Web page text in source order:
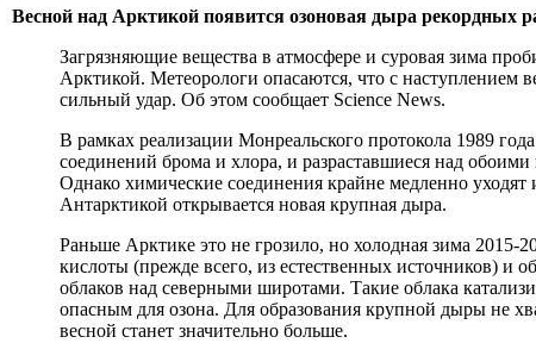
Весной над Арктикой появится озоновая дыра рекордных
Загрязняющие вещества в атмосфере и суровая зима
Арктикой. Метеорологи опасаются, что с наступлением
сильный удар. Об этом сообщает Science News.
В рамках реализации Монреальского протокола 1989
соединений брома и хлора, и разраставшиеся над
Однако химические соединения крайне медленно
Антарктикой открывается новая крупная дыра.
Раньше Арктике это не грозило, но холодная зима 2015-
кислоты (прежде всего, из естественных источников) и
облаков над северными широтами. Такие облака
опасным для озона. Для образования крупной дыры не
весной станет значительно больше.